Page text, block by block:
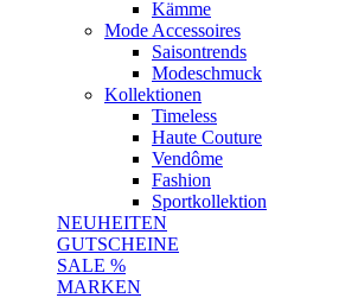
Kämme
Mode Accessoires
Saisontrends
Modeschmuck
Kollektionen
Timeless
Haute Couture
Vendôme
Fashion
Sportkollektion
NEUHEITEN
GUTSCHEINE
SALE %
MARKEN